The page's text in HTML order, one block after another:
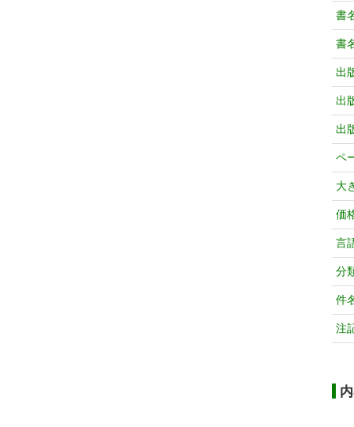
書
書
出
出
出
ペ
大
価
言
分
件
注